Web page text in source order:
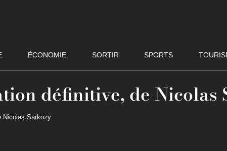
ÉCONOMIE SORTIR SPORTS
définitive, de Nicolas
Nicolas Sarkozy